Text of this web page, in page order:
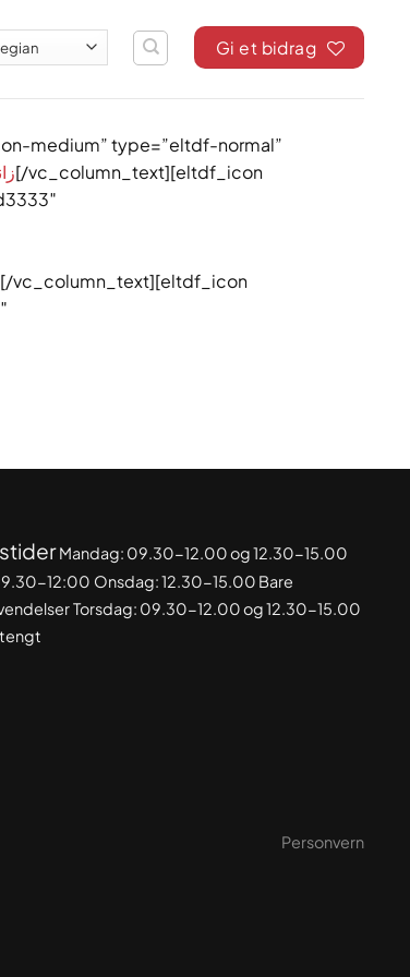
Gi et bidrag
medium” type=”eltdf-normal”
[/vc_column_text][eltdf_icon
[/vc_column_text][eltdf_icon
Mandag: 09.30-12.00 og 12.30-15.00
12:00 Onsdag: 12.30-15.00 Bare
Torsdag: 09.30-12.00 og 12.30-15.00
Personvern